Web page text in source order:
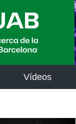
Vídeos